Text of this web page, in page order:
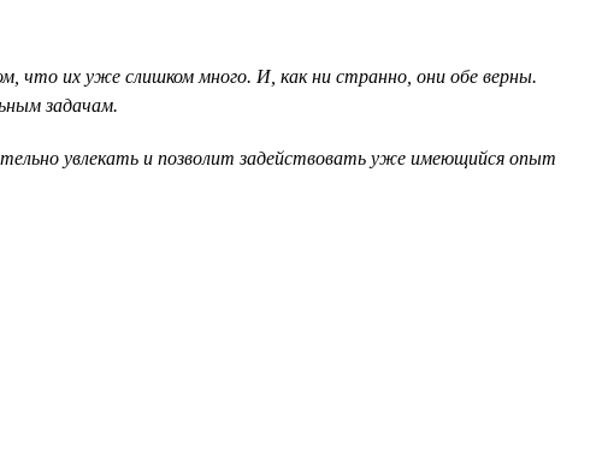
что их уже слишком много. И, как ни странно, они обе верны.
задачам.
увлекать и позволит задействовать уже имеющийся опыт